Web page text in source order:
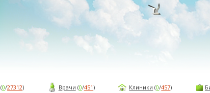
(0/27312) Врачи (0/451) Клиники (0/457)